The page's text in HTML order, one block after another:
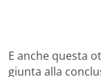
E anche questa
giunta alla